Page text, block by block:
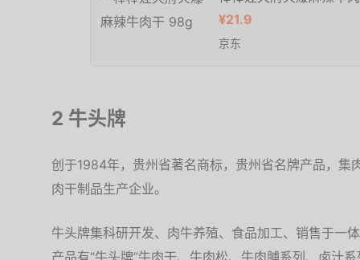
¥21.9
京东
2 牛头牌
创于1984年，贵州省著名商标，贵州省名牌产品，集
肉干制品生产企业。
牛头牌集科研开发、肉牛养殖、食品加工、销售于一
产品有“牛头牌”牛肉干、牛肉松、牛肉脯系列、卤汁